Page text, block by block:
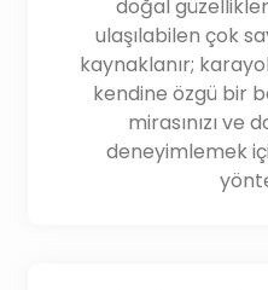
doğal
ulaşılabilen çok
kaynaklanır;
kendine özgü bir
mirasınızı ve
deneyimlemek